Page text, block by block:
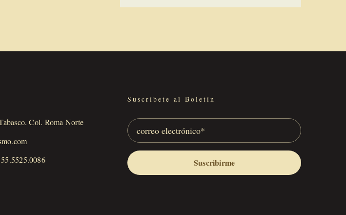
Col. Roma Norte
55.5525.0086
Suscríbete al Boletín
Suscribirme